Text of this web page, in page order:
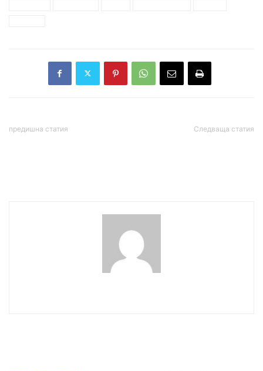
предишна статия Следваща статия